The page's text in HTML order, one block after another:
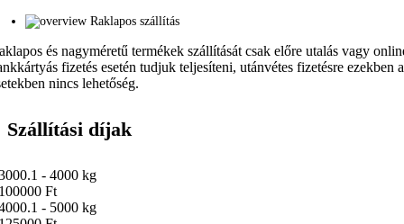
Raklapos szállítás
és nagyméretű termékek szállítását csak előre utalás vagy
fizetés esetén tudjuk teljesíteni, utánvétes fizetésre ezekben
nincs lehetőség.
Szállítási díjak
- 4000 kg
Ft
- 5000 kg